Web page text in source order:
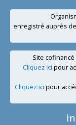
enregistré auprès
Site cofinancé
Cliquez ici pour
Cliquez ici pour